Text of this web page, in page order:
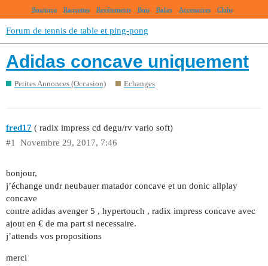
Boutique Raquettes Revêtements Bois Balles Accessoires Clubs
Forum de tennis de table et ping-pong
Adidas concave uniquement
Petites Annonces (Occasion) Echanges
fred17 ( radix impress cd degu/rv vario soft)
Novembre 29, 2017, 7:46
#1
bonjour,
j’échange undr neubauer matador concave et un donic allplay
concave
contre adidas avenger 5 , hypertouch , radix impress concave avec
ajout en € de ma part si necessaire.
j’attends vos propositions
merci